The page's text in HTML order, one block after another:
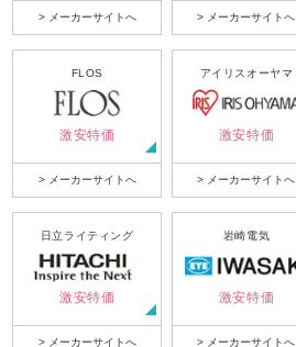
> メーカーサイトへ > メーカーサイトへ
FLOS
激安特価
> メーカーサイトへ
アイリスオーヤマ
激安特価
> メーカーサイトへ
日立ライティング
激安特価
> メーカーサイトへ
岩崎電気
激安特価
> メーカーサイトへ